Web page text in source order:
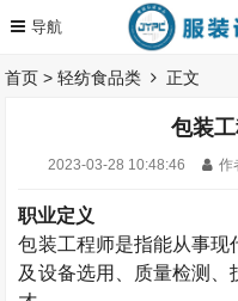
首页 >轻纺食品类 正文
包装
2023-03-28 10:48:46 作
职业定义
包装工程师是指能从事现
及设备选用、质量检测、